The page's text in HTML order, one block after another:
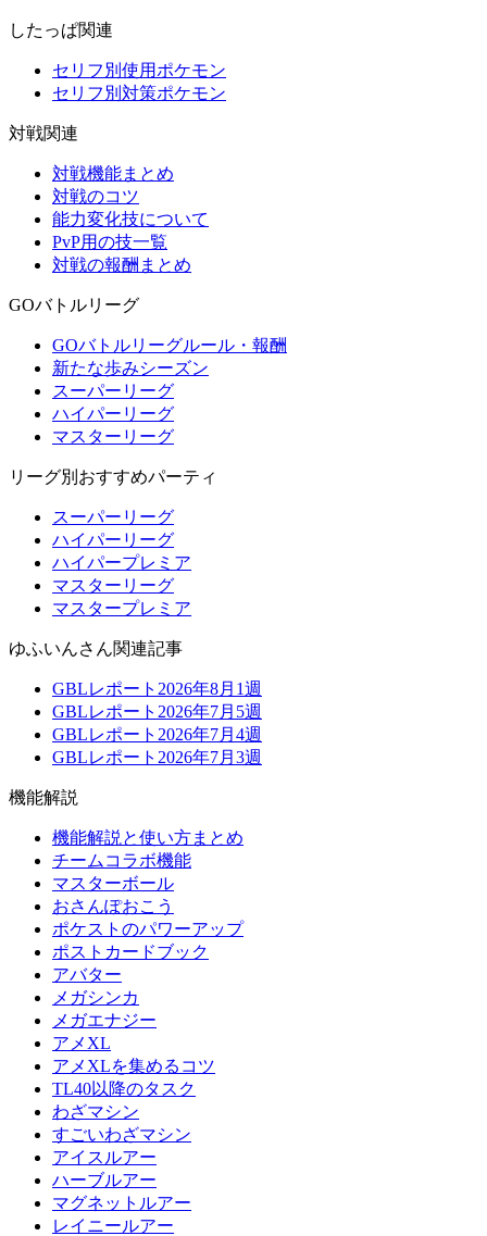
したっぱ関連
セリフ別使用ポケモン
セリフ別対策ポケモン
対戦関連
対戦機能まとめ
対戦のコツ
能力変化技について
PvP用の技一覧
対戦の報酬まとめ
GOバトルリーグ
GOバトルリーグルール・報酬
新たな歩みシーズン
スーパーリーグ
ハイパーリーグ
マスターリーグ
リーグ別おすすめパーティ
スーパーリーグ
ハイパーリーグ
ハイパープレミア
マスターリーグ
マスタープレミア
ゆふいんさん関連記事
GBLレポート2026年8月1週
GBLレポート2026年7月5週
GBLレポート2026年7月4週
GBLレポート2026年7月3週
機能解説
機能解説と使い方まとめ
チームコラボ機能
マスターボール
おさんぽおこう
ポケストのパワーアップ
ポストカードブック
アバター
メガシンカ
メガエナジー
アメXL
アメXLを集めるコツ
TL40以降のタスク
わざマシン
すごいわざマシン
アイスルアー
ハーブルアー
マグネットルアー
レイニールアー